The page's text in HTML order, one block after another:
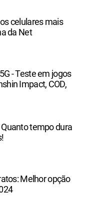
celulares mais
da Net
- Teste em jogos
Impact, COD,
tempo dura
Melhor opção